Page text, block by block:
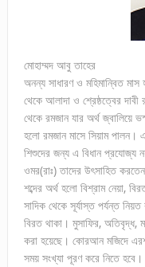
মোহাম্মদ আবু তাহের
অনন্য সাধারণ ও মহিমান্বিত
থেকে আলাদা ও শ্রেষ্ঠত্বের
থেকে রমজান যার অর্থ জ্বালিয়ে
হলো রমজান মাসে সিয়াম
শিশুদের জন্য এ বিধান প্রযোজ্য
ওমর(রাঃ) তাদের উৎসাহিত
শব্দের অর্থ হলো বিশ্রাম নেয়া,
সাদিক থেকে সূর্যাস্ত পর্যন্ত নিয়ত
বিরত থাকা। মুসাফির, অতিবৃদ্ধ,
করা হয়েছে। কোরআন মজিদে
সময় সংখ্যা পূরণ করে নিতে